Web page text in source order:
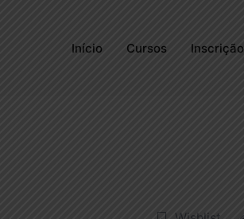
Início Cursos Inscrição